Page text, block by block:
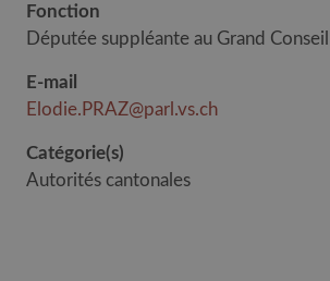
Fonction
Députée suppléante au Grand Conseil
E-mail
Elodie.PRAZ@parl.vs.ch
Catégorie(s)
Autorités cantonales